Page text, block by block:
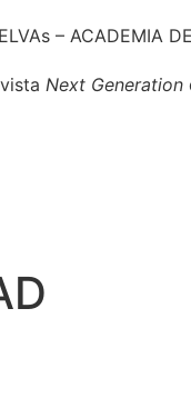
– ACADEMIA
Next Generation